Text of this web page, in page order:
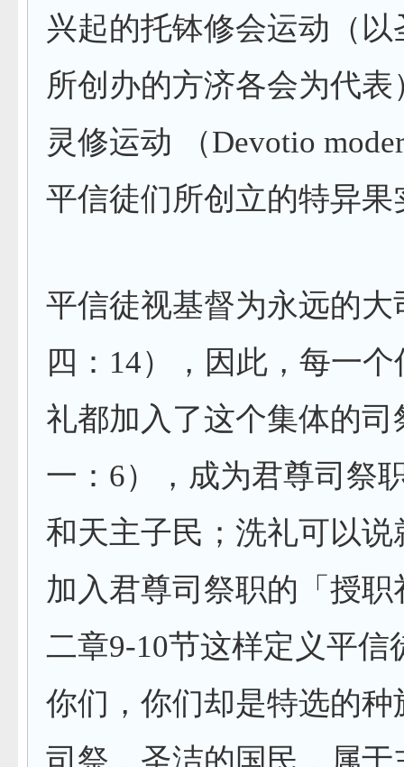
兴起的托钵修会运动（以
所创办的方济各会为代
灵修运动 （Devotio
平信徒们所创立的特异果
平信徒视基督为永远的大
四： 14），因此，每一
礼都加入了这个集体的司
一： 6），成为君尊司祭
和天主子民；洗礼可以说
加入君尊司祭职的「授职
二章9-10节这样定义平信
你们，你们却是特选的种